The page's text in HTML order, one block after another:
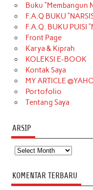
b
o
o
k
a
g
r
a
m
o
k
e
r
Buku “Membangun
F.A.Q BUKU
F.A.Q. BUKU PUISI
Front Page
Karya & Kiprah
KOLEKSI E-BOOK
Kontak Saya
MY ARTICLE
Portofolio
Tentang Saya
ARSIP
Arsip
KOMENTAR TERBARU